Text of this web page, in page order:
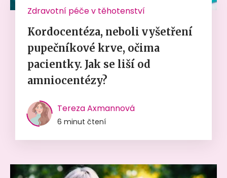
Zdravotní péče v těhotenství
Kordocentéza, neboli vyšetření
pupečníkové krve, očima
pacientky. Jak se liší od
amniocentézy?
Tereza Axmannová
6 minut čtení